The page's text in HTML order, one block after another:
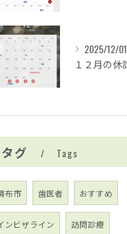
2025/12/01
タグ Tags
布市 歯医者 おすすめ
ンビザライン 訪問診療